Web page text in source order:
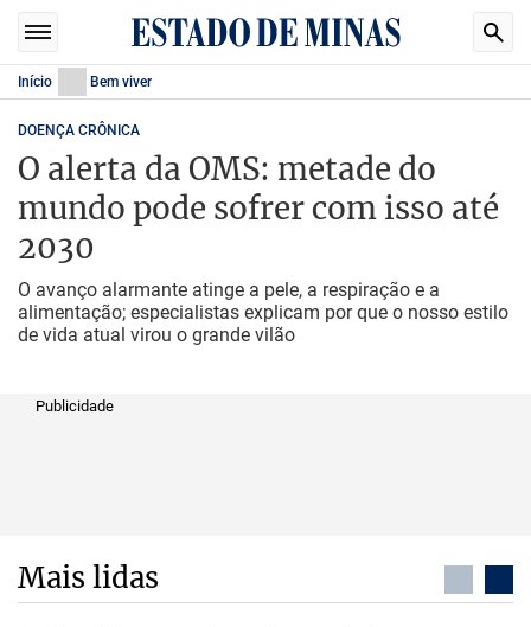
Início Bem viver
DOENÇA CRÔNICA
O alerta da OMS: metade do
mundo pode sofrer com isso até
2030
O avanço alarmante atinge a pele, a respiração e a
alimentação; especialistas explicam por que o nosso estilo
de vida atual virou o grande vilão
Publicidade
Mais lidas